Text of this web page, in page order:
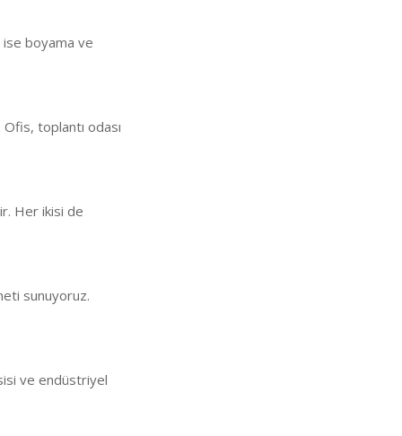
ise boyama ve
toplantı odası
Her ikisi de
sunuyoruz.
ve endüstriyel